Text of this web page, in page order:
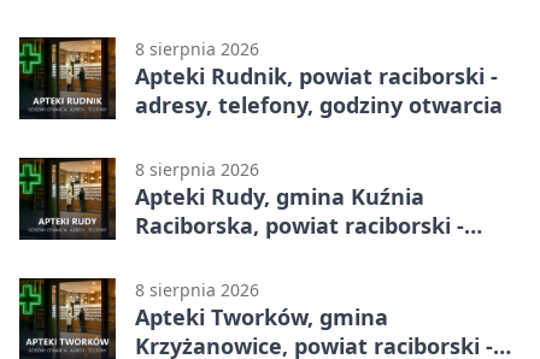
8 sierpnia 2026
Apteki Rudnik, powiat raciborski -
adresy, telefony, godziny otwarcia
8 sierpnia 2026
Apteki Rudy, gmina Kuźnia
Raciborska, powiat raciborski -
8 sierpnia 2026
Apteki Tworków, gmina
Krzyżanowice, powiat raciborski -